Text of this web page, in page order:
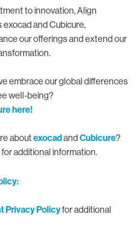
to innovation, Align
and Cubicure,
our offerings and extend our
embrace our global differences
well-being?
here!
aboutexocadand Cubicure?
additional information.
Privacy Policyfor additional